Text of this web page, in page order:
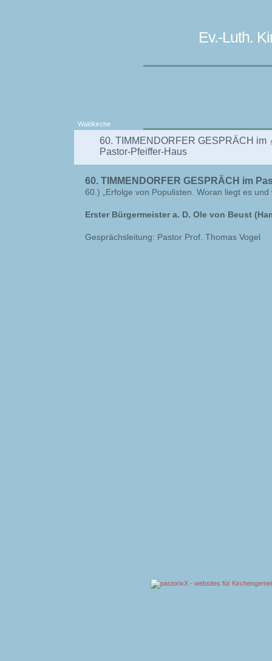
Ev.-Luth.
Waldkirche
60. TIMMENDORFER GESPRÄCH im
Pastor-Pfeiffer-Haus
60. TIMMENDORFER GESPRÄCH im
60.) „Erfolge von Populisten. Woran liegt es und
Erster Bürgermeister a. D. Ole von Beust
Gesprächsleitung: Pastor Prof. Thomas Vogel